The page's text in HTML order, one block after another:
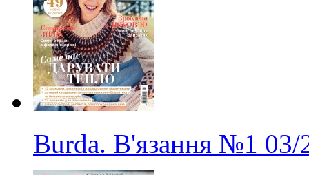
Burda. В'язання №1 03/